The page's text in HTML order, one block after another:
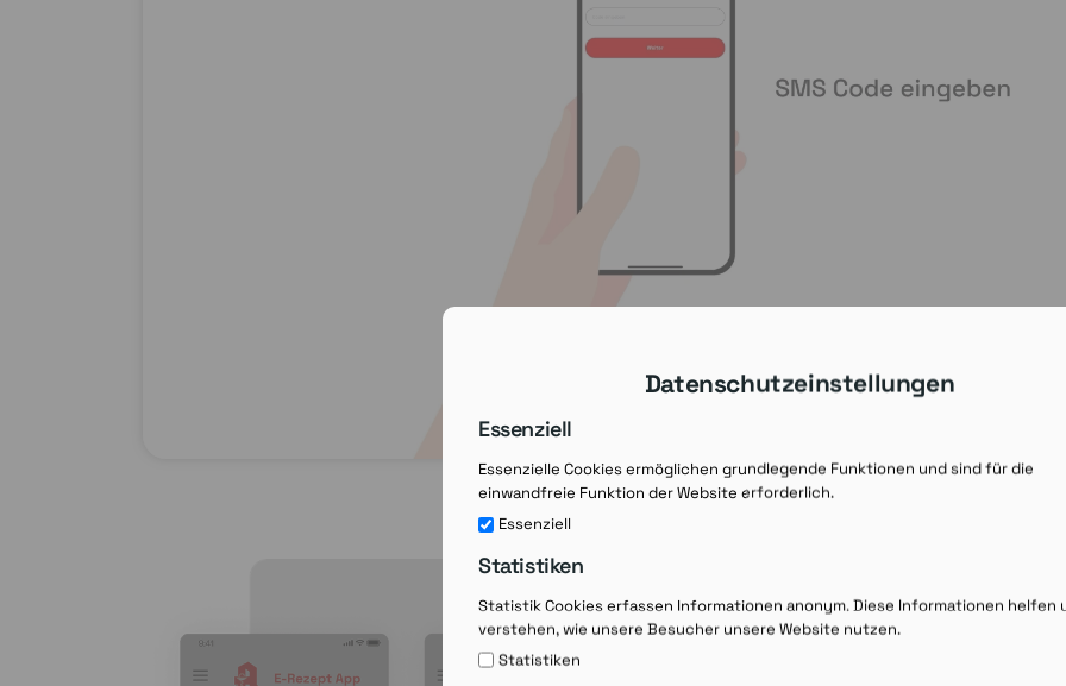
Rezept-Ausdruck
Rezept-
Datenschutzeinstellungen
Essenziell
Essenzielle Cookies ermöglichen grundlegende Funktionen und sind für die
einwandfreie Funktion der Website erforderlich.
Essenziell
Statistiken
Statistik Cookies erfassen Informationen anonym. Diese Informationen helfen
verstehen, wie unsere Besucher unsere Website nutzen.
Statistiken